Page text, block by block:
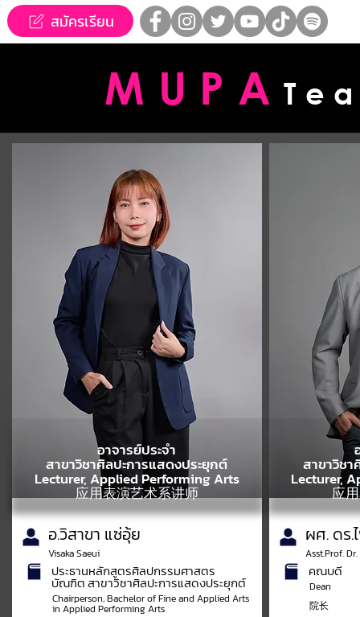
สมัครเรียน
MUPA
อาจารย์ประจำ
สาขาวิชาศิลปะการแสดงประยุกต์
Lecturer, Applied Performing Arts
应用表演艺术系讲师
อ.วิสาขา แซ่อุ้ย
Visaka Saeui
ประธานหลักสูตรศิลปกรรมศาสตร
บัณฑิต สาขาวิชาศิลปะการแสดงประยุกต์
Chairperson, Bachelor of Fine and Applied Arts
in Applied Performing Arts
สาขาวิช
Lecturer,
应
ผศ. ดร
Asst.Prof.
คณบดี
Dean
院长